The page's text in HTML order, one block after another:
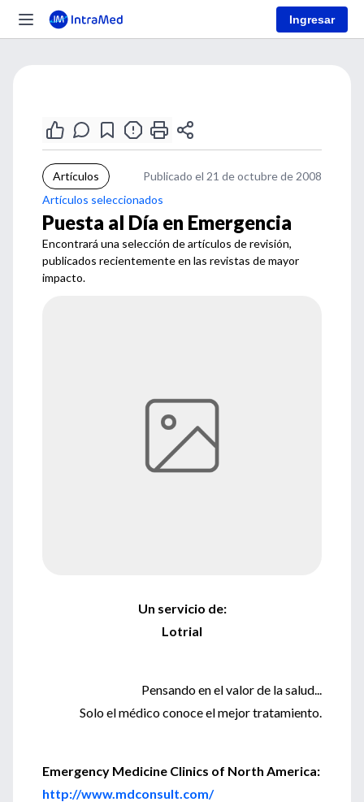
Ingresar
Artículos
Publicado el 21 de octubre de 2008
Artículos seleccionados
Puesta al Día en Emergencia
Encontrará una selección de artículos de revisión,
publicados recientemente en las revistas de mayor
impacto.
Un servicio de:
Lotrial
Pensando en el valor de la salud...
Solo el médico conoce el mejor tratamiento.
Emergency Medicine Clinics of North America:
http://www.mdconsult.com/